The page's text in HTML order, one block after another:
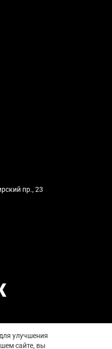
политика
пр., 23
улучшения
сайте, вы